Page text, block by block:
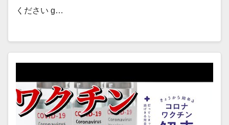
ください g…